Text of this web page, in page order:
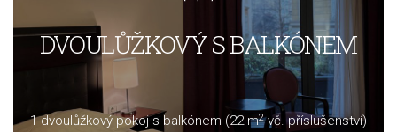
DVOULŮŽKOVÝ S BALKÓNEM
1 dvoulůžkový pokoj s balkónem (22 m2vč. příslušenství)